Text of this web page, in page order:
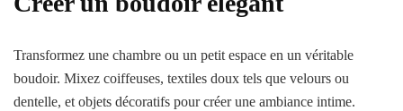
Transformez une chambre ou un petit espace en un véritable
boudoir. Mixez coiffeuses, textiles doux tels que velours ou
dentelle, et objets décoratifs pour créer une ambiance intime.